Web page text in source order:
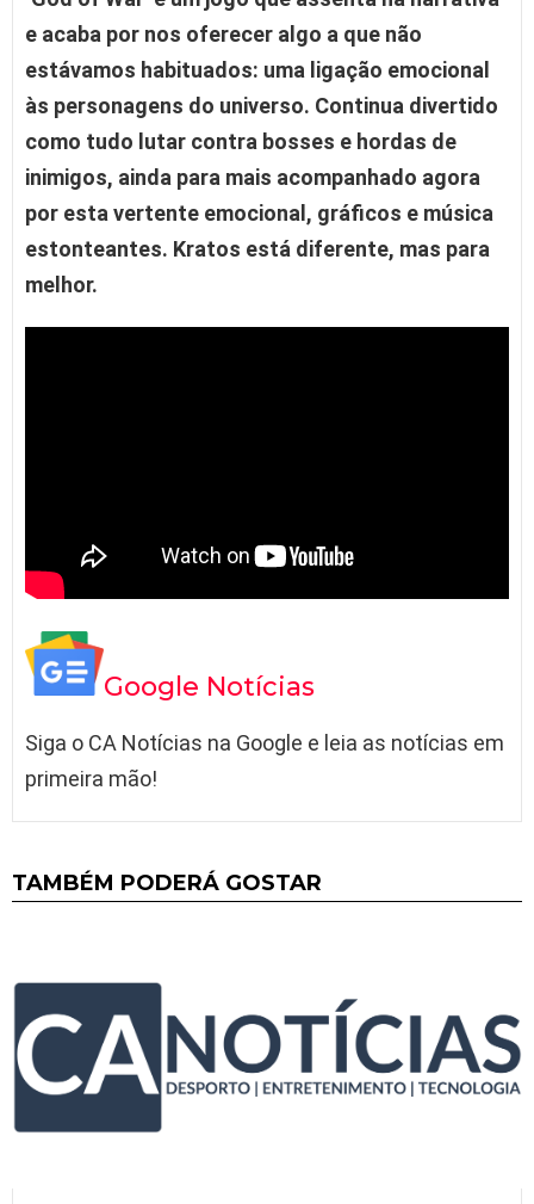
e acaba por nos oferecer algo a que não
estávamos habituados: uma ligação emocional
às personagens do universo. Continua divertido
como tudo lutar contra bosses e hordas de
inimigos, ainda para mais acompanhado agora
por esta vertente emocional, gráficos e música
estonteantes. Kratos está diferente, mas para
melhor.
Google Notícias
Siga o CA Notícias na Google e leia as notícias em
primeira mão!
TAMBÉM PODERÁ GOSTAR